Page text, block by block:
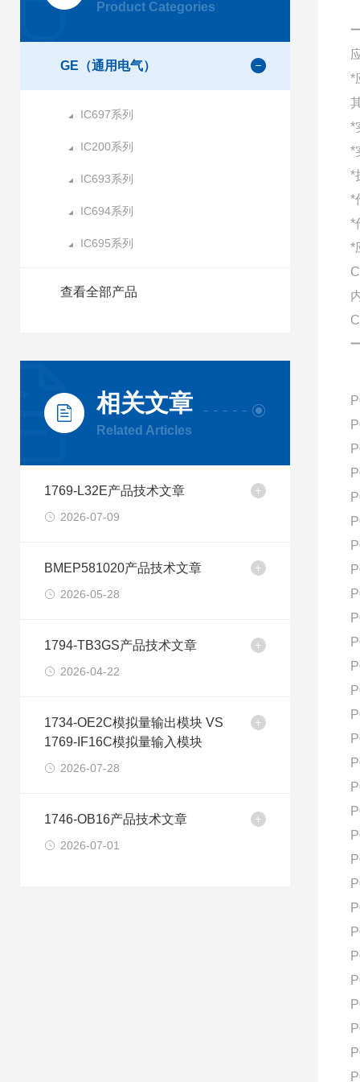
Product Categories
GE（通用电气）
IC697系列
IC200系列
IC693系列
IC694系列
IC695系列
查看全部产品
相关文章
Related Articles
1769-L32E产品技术文章
2026-07-09
BMEP581020产品技术文章
2026-05-28
1794-TB3GS产品技术文章
2026-04-22
1734-OE2C模拟量输出模块 VS
1769-IF16C模拟量输入模块
2026-07-28
1746-OB16产品技术文章
2026-07-01
*
*
*
*
*
*
*